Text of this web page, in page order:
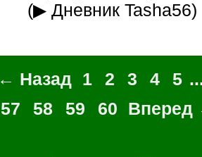
(▶ Дневник Tasha56)
← Назад 1 2 3 4 5
57 58 59 60 Вперед